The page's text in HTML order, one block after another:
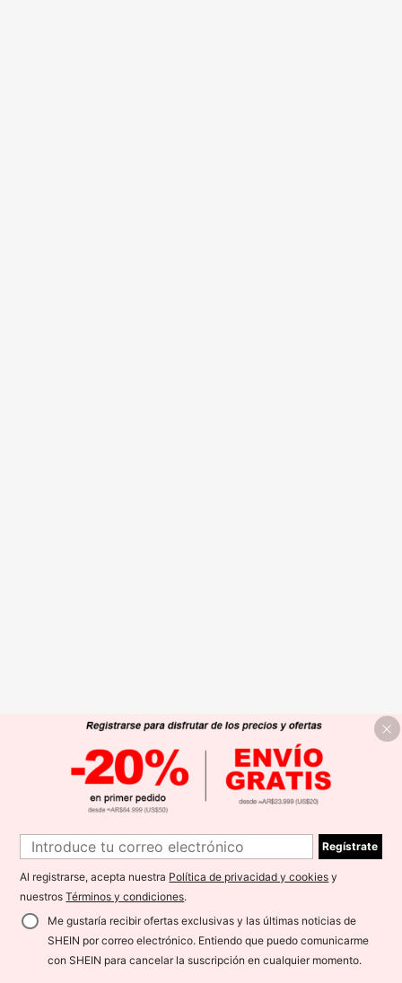
Regístrate
Al registrarse, acepta nuestra Política de privacidad y cookies y
nuestrosTérminos y condiciones.
Me gustaría recibir ofertas exclusivas y las últimas noticias de
SHEIN por correo electrónico. Entiendo que puedo comunicarme
con SHEIN para cancelar la suscripción en cualquier momento.